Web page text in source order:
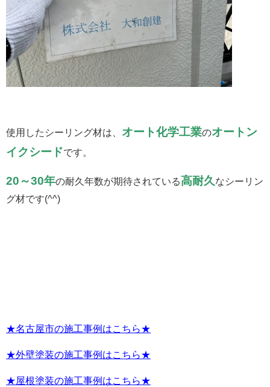
使用したシーリング材は、 オート化学工業のオートン
イクシードです。
20～30年の耐久年数が期待されている高耐久なシーリン
グ材です(^^)
★名古屋市の施工事例はこちら★
★外壁塗装の施工事例はこちら★
★屋根塗装の施工事例はこちら★